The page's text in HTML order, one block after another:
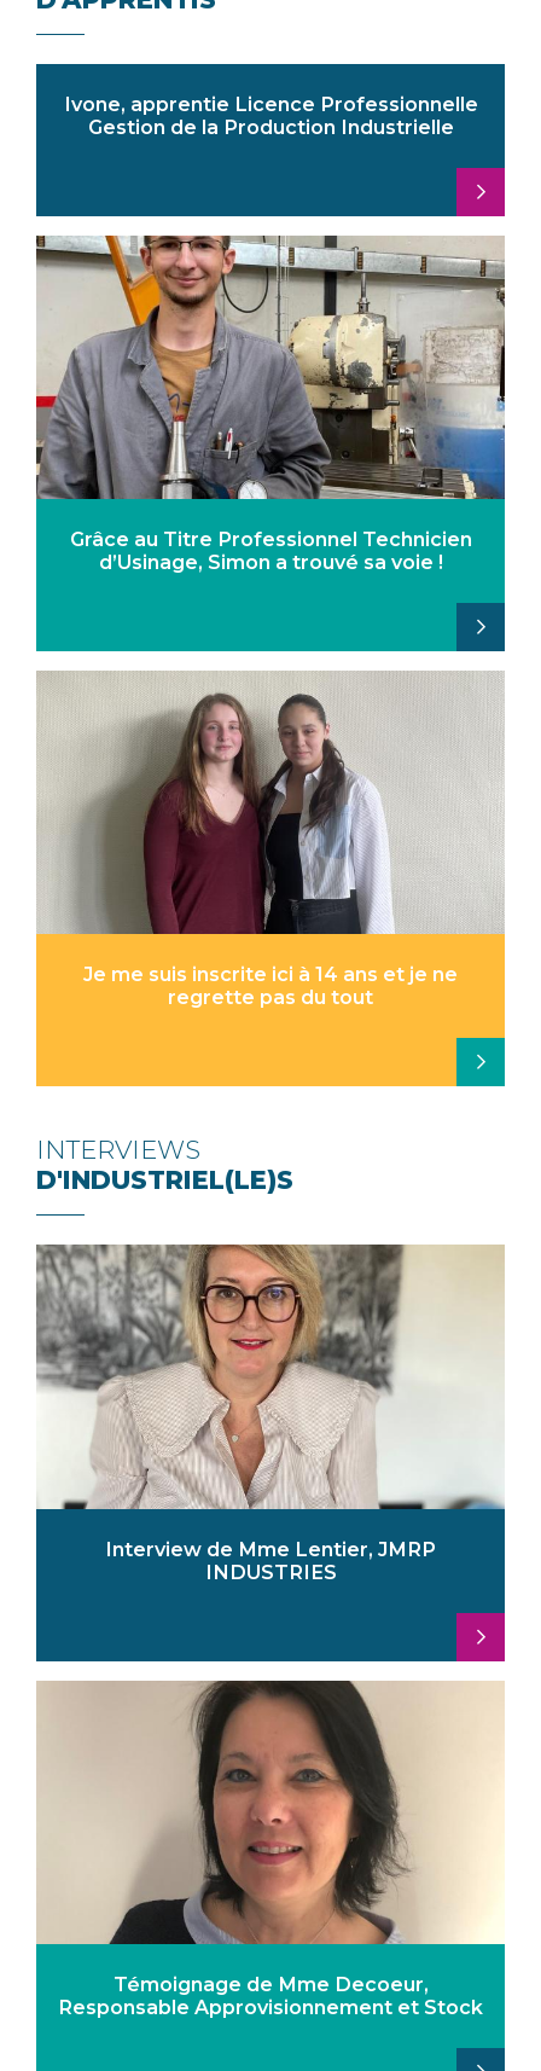
Ivone, apprentie Licence Professionnelle
Gestion de la Production Industrielle
Grâce au Titre Professionnel Technicien
d’Usinage, Simon a trouvé sa voie !
Je me suis inscrite ici à 14 ans et je ne
regrette pas du tout
INTERVIEWS
D'INDUSTRIEL(LE)S
Interview de Mme Lentier, JMRP
INDUSTRIES
Témoignage de Mme Decoeur,
Responsable Approvisionnement et Stock